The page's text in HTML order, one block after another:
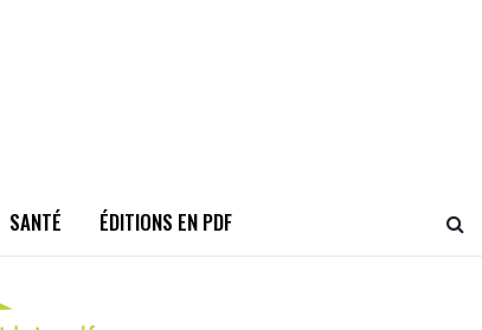
SANTÉ ÉDITIONS EN PDF